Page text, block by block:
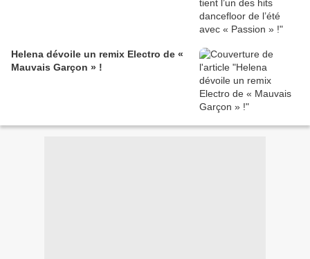
Helena dévoile un remix Electro de «
Mauvais Garçon » !